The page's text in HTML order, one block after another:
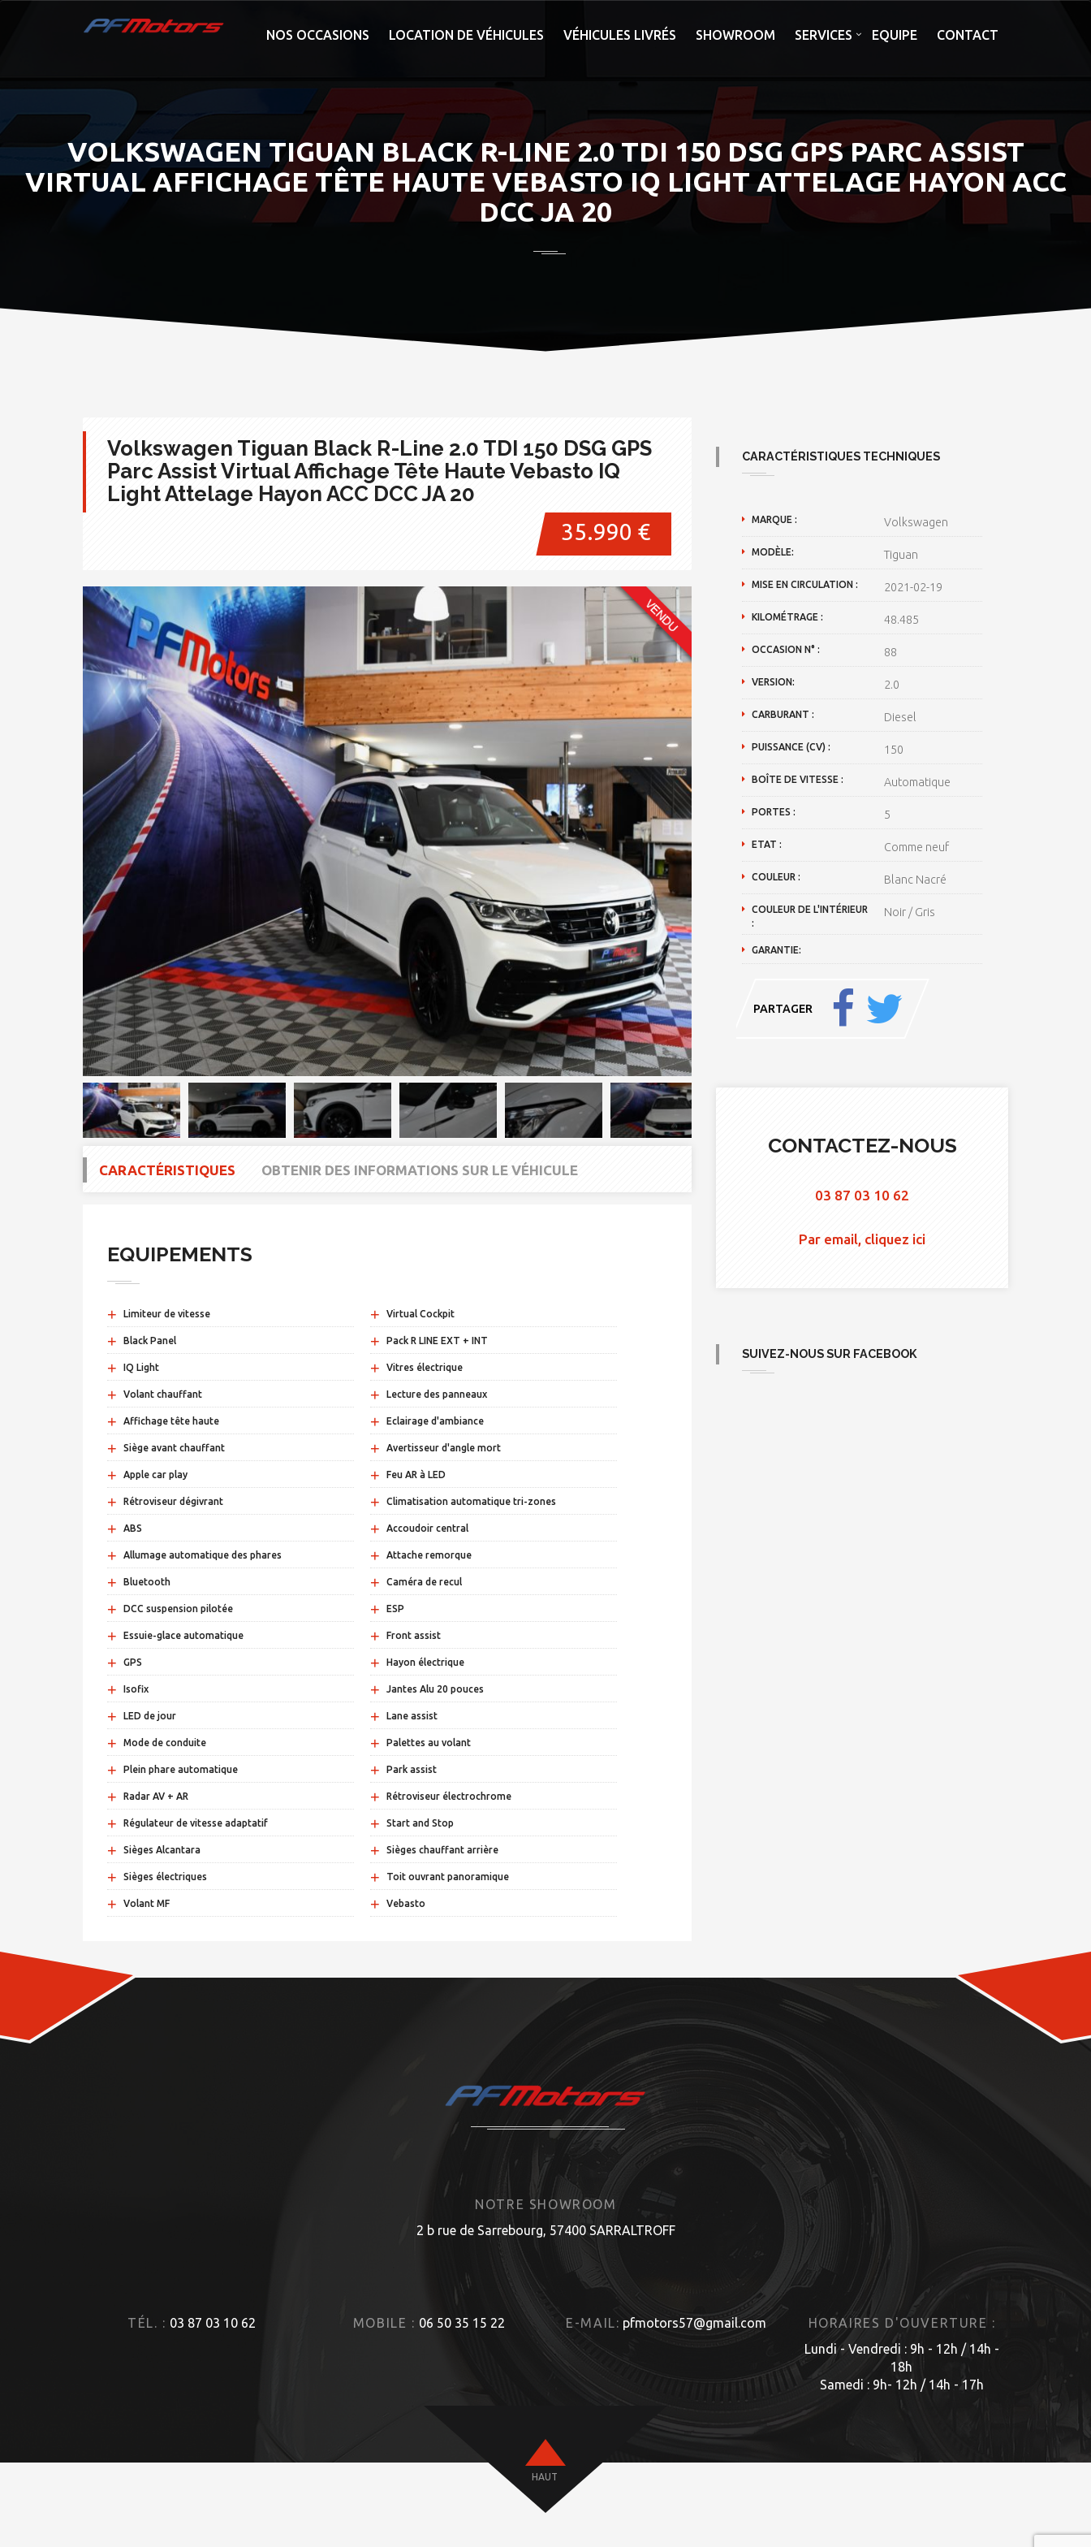
NOS OCCASIONS LOCATION DE VÉHICULES VÉHICULES LIVRÉS SHOWROOM SERVICES EQUIPE CONTACT
VOLKSWAGEN TIGUAN BLACK R-LINE 2.0 TDI 150 DSG GPS PARC ASSIST
VIRTUAL AFFICHAGE TÊTE HAUTE VEBASTO IQ LIGHT ATTELAGE HAYON ACC
DCC JA 20
Volkswagen Tiguan Black R-Line 2.0 TDI 150 DSG GPS
Parc Assist Virtual Affichage Tête Haute Vebasto IQ
Light Attelage Hayon ACC DCC JA 20
35.990 €
CARACTÉRISTIQUES OBTENIR DES INFORMATIONS SUR LE VÉHICULE
EQUIPEMENTS
+ Limiteur de vitesse + Virtual Cockpit
+ Black Panel + Pack R LINE EXT + INT
+ IQ Light + Vitres électrique
+ Volant chauffant + Lecture des panneaux
+ Affichage tête haute + Eclairage d'ambiance
+ Siège avant chauffant + Avertisseur d'angle mort
+ Apple car play + Feu AR à LED
+ Rétroviseur dégivrant + Climatisation automatique tri-zones
+ ABS + Accoudoir central
+ Allumage automatique des phares + Attache remorque
+ Bluetooth + Caméra de recul
+ DCC suspension pilotée + ESP
+ Essuie-glace automatique + Front assist
+ GPS + Hayon électrique
+ Isofix + Jantes Alu 20 pouces
+ LED de jour + Lane assist
+ Mode de conduite + Palettes au volant
+ Plein phare automatique + Park assist
+ Radar AV + AR + Rétroviseur électrochrome
+ Régulateur de vitesse adaptatif + Start and Stop
+ Sièges Alcantara + Sièges chauffant arrière
+ Sièges électriques + Toit ouvrant panoramique
+ Volant MF + Vebasto
CARACTÉRISTIQUES TECHNIQUES
MARQUE : Volkswagen
MODÈLE: Tiguan
MISE EN CIRCULATION : 2021-02-19
KILOMÉTRAGE : 48.485
OCCASION N° : 88
VERSION: 2.0
CARBURANT : Diesel
PUISSANCE (CV) : 150
BOÎTE DE VITESSE : Automatique
PORTES : 5
ETAT : Comme neuf
COULEUR : Blanc Nacré
COULEUR DE L'INTÉRIEUR
:
Noir / Gris
GARANTIE:
PARTAGER
CONTACTEZ-NOUS
03 87 03 10 62
Par email, cliquez ici
SUIVEZ-NOUS SUR FACEBOOK
NOTRE SHOWROOM
2 b rue de Sarrebourg, 57400 SARRALTROFF
TÉL. : 03 87 03 10 62 MOBILE : 06 50 35 15 22 E-MAIL: pfmotors57@gmail.com
HORAIRES D'OUVERTURE :
Lundi - Vendredi : 9h - 12h / 14h -
18h
Samedi : 9h- 12h / 14h - 17h
HAUT